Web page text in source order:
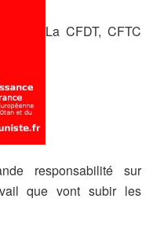
La CFDT, CFTC
responsabilité sur
que vont subir les